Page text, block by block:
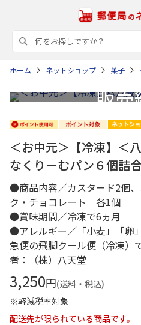
ホーム ネットショップ 菓子
＜お中元＞【冷凍】＜
なくりーむパン６個詰
●商品内容／カスタード2個
ク・チョコレート 各1個
●賞味期間／冷凍で6ヵ月
●アレルギー／「小麦」「
急便の飛脚クール便（冷凍
者：（株）八天堂
3,250円(送料・税込)
※軽減税率対象
配送先が限られている商品です。